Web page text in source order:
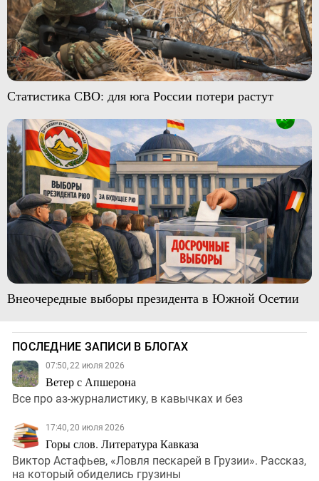
Статистика СВО: для юга России потери растут
Внеочередные выборы президента в Южной Осетии
ПОСЛЕДНИЕ ЗАПИСИ В БЛОГАХ
07:50, 22 июля 2026
Ветер с Апшерона
Все про аз-журналистику, в кавычках и без
17:40, 20 июля 2026
Горы слов. Литература Кавказа
Виктор Астафьев, «Ловля пескарей в Грузии». Рассказ,
на который обиделись грузины